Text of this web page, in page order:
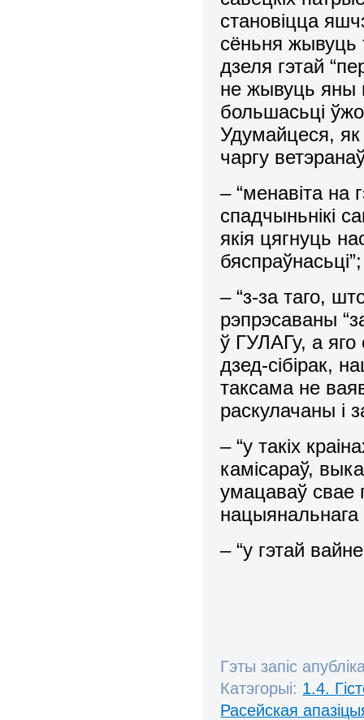
становіцца
сёньня жывуць
дзеля гэтай
не жывуць яны
большасьці
Удумайцеся,
чаргу
– “менавіта на
спадчыньнікі
якія цягнуць
бяспраўнасьці”;
– “з-за таго,
рэпрэсаваны
ў ГУЛАГу, а яго
дзед-сібірак,
таксама не
раскулачаны і
– “у такіх
камісараў,
умацаваў свае
нацыянальнага
– “у гэтай
Гэты запіс
Катэгорыі: 1.4.
Расейская